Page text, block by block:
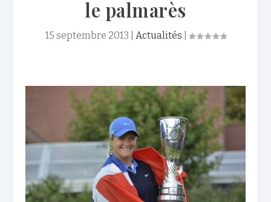
le palmarès
15 septembre 2013 Actualités